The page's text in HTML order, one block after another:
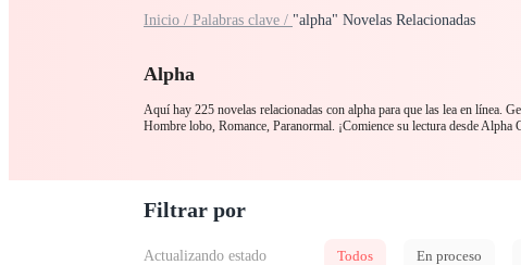
RomanceHombre lobo
Inicio / Palabras clave / "alpha" Novelas Relacionadas
Alpha
Aquí hay 225 novelas relacionadas con alpha para que las lea en línea.
Hombre lobo, Romance, Paranormal. ¡Comience su lectura desde Alpha
Filtrar por
Actualizando estado Todos En proceso